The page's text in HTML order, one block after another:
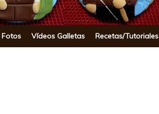
Fotos Vídeos Galletas Recetas/Tutoriales